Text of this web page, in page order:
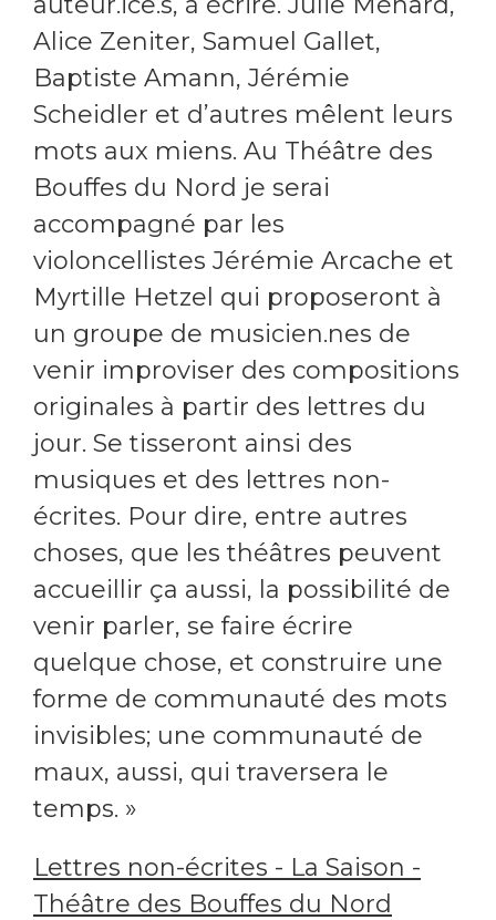
Alice Zeniter, Samuel Gallet,
Baptiste Amann, Jérémie
Scheidler et d’autres mêlent leurs
mots aux miens. Au Théâtre des
Bouffes du Nord je serai
accompagné par les
violoncellistes Jérémie Arcache et
Myrtille Hetzel qui proposeront à
un groupe de musicien.nes de
venir improviser des compositions
originales à partir des lettres du
jour. Se tisseront ainsi des
musiques et des lettres non-
écrites. Pour dire, entre autres
choses, que les théâtres peuvent
accueillir ça aussi, la possibilité de
venir parler, se faire écrire
quelque chose, et construire une
forme de communauté des mots
invisibles; une communauté de
maux, aussi, qui traversera le
temps. »
Lettres non-écrites - La Saison -
Théâtre des Bouffes du Nord